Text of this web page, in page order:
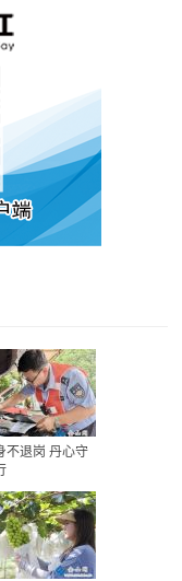
不退岗 丹心守